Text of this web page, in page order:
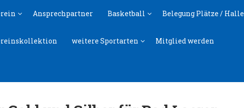
Ansprechpartner Basketball Belegung Plätze / Halle
weitere Sportarten Mitglied werden